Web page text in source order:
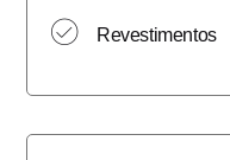
Revestimentos